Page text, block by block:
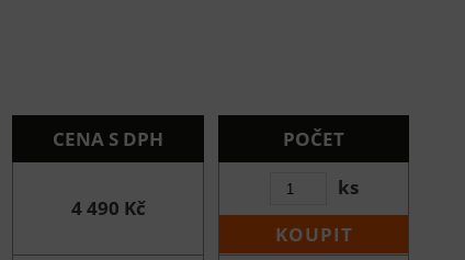
CENA S DPH POČET
4 490 Kč
ks
KOUPIT